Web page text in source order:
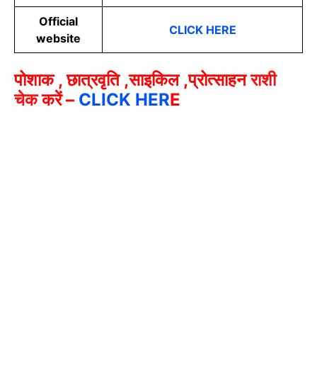
Official
website
CLICK HERE
पोशाक , छात्रवृति ,साइकिल ,प्रोत्साहनराशी
चेक करें – CLICK HERE